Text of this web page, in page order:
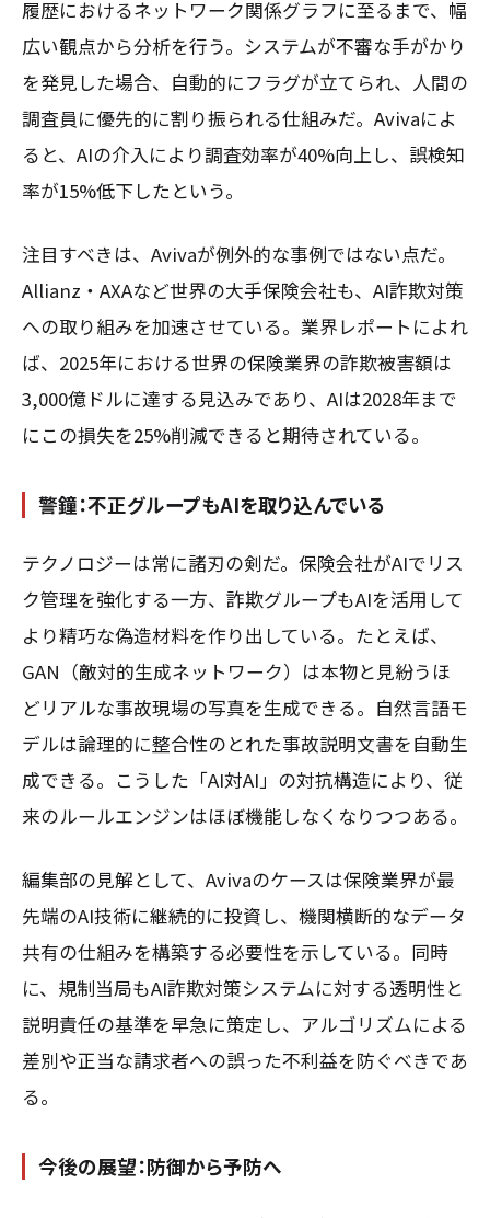
履歴におけるネットワーク関係グラフに至るまで、幅
広い観点から分析を行う。システムが不審な手がかり
を発見した場合、自動的にフラグが立てられ、人間の
調査員に優先的に割り振られる仕組みだ。Avivaによ
ると、AIの介入により調査効率が40%向上し、誤検知
率が15%低下したという。
注目すべきは、Avivaが例外的な事例ではない点だ。
Allianz・AXAなど世界の大手保険会社も、AI詐欺対策
への取り組みを加速させている。業界レポートによれ
ば、2025年における世界の保険業界の詐欺被害額は
3,000億ドルに達する見込みであり、AIは2028年まで
にこの損失を25%削減できると期待されている。
警鐘：不正グループもAIを取り込んでいる
テクノロジーは常に諸刃の剣だ。保険会社がAIでリス
ク管理を強化する一方、詐欺グループもAIを活用して
より精巧な偽造材料を作り出している。たとえば、
GAN（敵対的生成ネットワーク）は本物と見紛うほ
どリアルな事故現場の写真を生成できる。自然言語モ
デルは論理的に整合性のとれた事故説明文書を自動生
成できる。こうした「AI対AI」の対抗構造により、従
来のルールエンジンはほぼ機能しなくなりつつある。
編集部の見解として、Avivaのケースは保険業界が最
先端のAI技術に継続的に投資し、機関横断的なデータ
共有の仕組みを構築する必要性を示している。同時
に、規制当局もAI詐欺対策システムに対する透明性と
説明責任の基準を早急に策定し、アルゴリズムによる
差別や正当な請求者への誤った不利益を防ぐべきであ
る。
今後の展望：防御から予防へ